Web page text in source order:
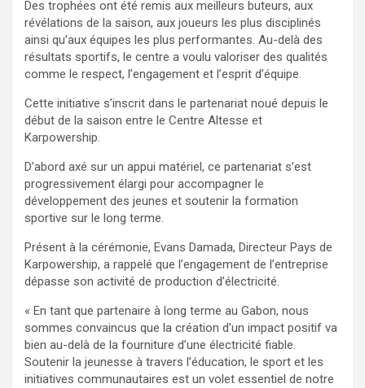
Des trophées ont été remis aux meilleurs buteurs, aux
révélations de la saison, aux joueurs les plus disciplinés
ainsi qu’aux équipes les plus performantes. Au-delà des
résultats sportifs, le centre a voulu valoriser des qualités
comme le respect, l’engagement et l’esprit d’équipe.
Cette initiative s’inscrit dans le partenariat noué depuis le
début de la saison entre le Centre Altesse et
Karpowership.
D’abord axé sur un appui matériel, ce partenariat s’est
progressivement élargi pour accompagner le
développement des jeunes et soutenir la formation
sportive sur le long terme.
Présent à la cérémonie, Evans Damada, Directeur Pays de
Karpowership, a rappelé que l’engagement de l’entreprise
dépasse son activité de production d’électricité.
« En tant que partenaire à long terme au Gabon, nous
sommes convaincus que la création d’un impact positif va
bien au-delà de la fourniture d’une électricité fiable.
Soutenir la jeunesse à travers l’éducation, le sport et les
initiatives communautaires est un volet essentiel de notre